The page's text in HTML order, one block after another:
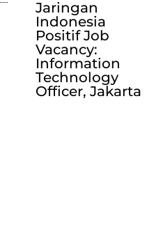
Jaringan
Indonesia
Positif Job
Vacancy:
Information
Technology
Officer, Jakarta